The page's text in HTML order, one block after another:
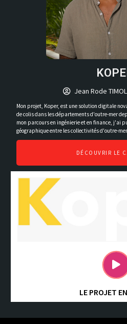
Jean Rode
Mon projet, Koper, est une solution digitale
de colis dans les départements d'outre-mer
mon parcours en ingénierie et en finance, j'ai
géographique entre les collectivités d'outre-
DÉCOUVRIR LE
LE PROJET